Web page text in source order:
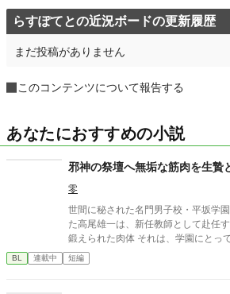
らすぽてとの近況ボードの更新履歴
まだ投稿がありません
このコンテンツについて報告する
あなたにおすすめの小説
邪神の祭壇へ無垢な筋肉を生贄
零
世間に秘された名門男子校・平坂学園体育科 空手の名
た高尾雄一は、新任教師として赴任する 高潔な人格と鋼のよ
鍛えられた肉体 それは、学園にとって最高の生贄の候補に他なら
なかった 至高の筋肉を持つ、精神を削られ意志をなくした青年を
太古の神に捧げるため、“水”、“風”、“
BL 連載中 短編